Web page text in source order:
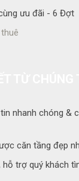
ưu đãi - 6 Đợt
nhanh chóng &
căn tầng đẹp
hỗ trợ quý khách